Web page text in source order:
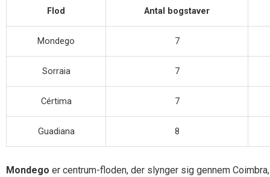
Flod Antal bogstaver
Mondego 7
Sorraia 7
Cértima 7
Guadiana 8
Mondego er centrum-floden, der slynger sig gennem